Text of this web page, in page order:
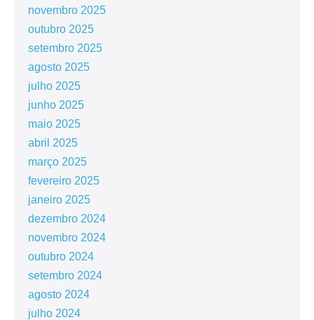
novembro 2025
outubro 2025
setembro 2025
agosto 2025
julho 2025
junho 2025
maio 2025
abril 2025
março 2025
fevereiro 2025
janeiro 2025
dezembro 2024
novembro 2024
outubro 2024
setembro 2024
agosto 2024
julho 2024